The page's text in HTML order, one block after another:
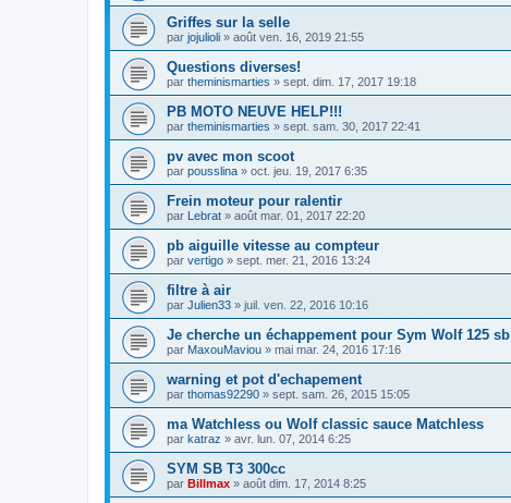
Griffes sur la selle
par jojulioli » août ven. 16, 2019 21:55
Questions diverses!
par theminismarties » sept. dim. 17, 2017 19:18
PB MOTO NEUVE HELP!!!
par theminismarties » sept. sam. 30, 2017 22:41
pv avec mon scoot
par pousslina » oct. jeu. 19, 2017 6:35
Frein moteur pour ralentir
par Lebrat » août mar. 01, 2017 22:20
pb aiguille vitesse au compteur
par vertigo » sept. mer. 21, 2016 13:24
filtre à air
par Julien33 » juil. ven. 22, 2016 10:16
Je cherche un échappement pour Sym Wolf 125 sb
par MaxouMaviou » mai mar. 24, 2016 17:16
warning et pot d'echapement
par thomas92290 » sept. sam. 26, 2015 15:05
ma Watchless ou Wolf classic sauce Matchless
par katraz » avr. lun. 07, 2014 6:25
SYM SB T3 300cc
par Billmax » août dim. 17, 2014 8:25